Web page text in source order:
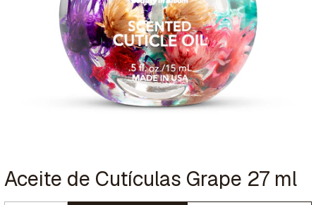
Aceite de Cutículas Grape 27 ml